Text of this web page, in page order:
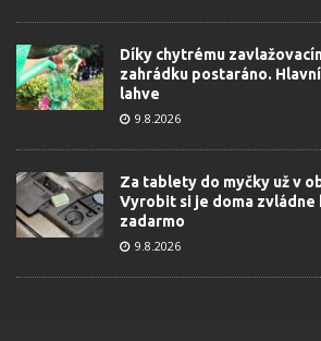
Díky chytrému
zahrádku postaráno.
lahve
9.8.2026
Za tablety do myčky už v
Vyrobit si je doma zvládne
zadarmo
9.8.2026